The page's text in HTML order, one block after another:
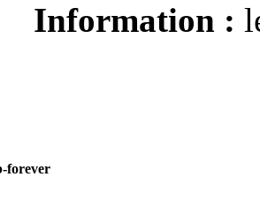
Information :
forever